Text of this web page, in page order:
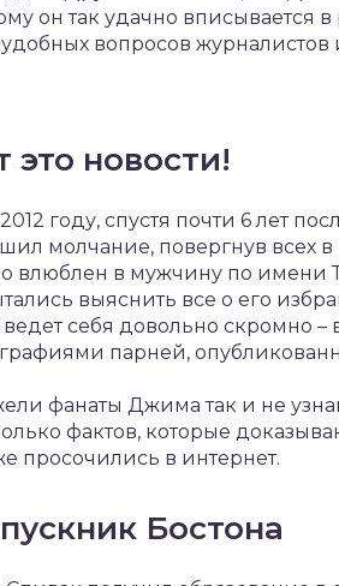
он так удачно вписывается
вопросов
это новости!
году, спустя почти 6 лет
молчание, повергнув всех в
влюблен в мужчину по имени
выяснить все о его
ведет себя довольно скромно
парней,
фанаты Джима так и не
фактов, которые
просочились в интернет.
Бостона